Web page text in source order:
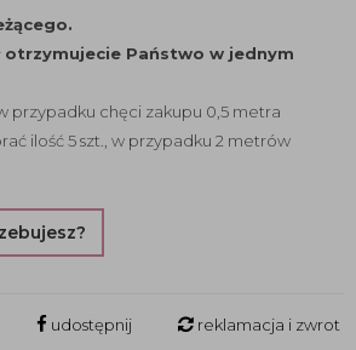
otrzymujecie Państwo w jednym
przypadku chęci zakupu 0,5 metra
ilość 5 szt., w przypadku 2 metrów
udostępnij
reklamacja i zwrot